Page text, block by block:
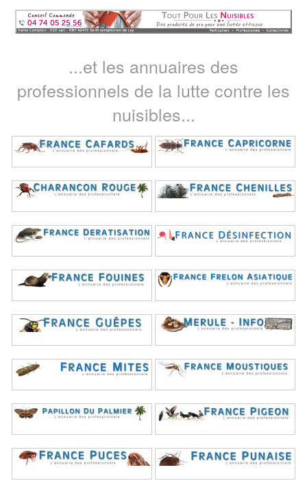
...et les annuaires des
professionnels de la lutte contre les
nuisibles...